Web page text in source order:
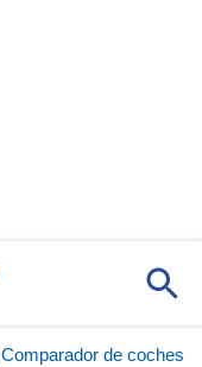
Comparador de coches